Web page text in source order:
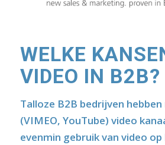
WELKE
VIDEO IN B2B?
Talloze B2B bedrijven
(VIMEO, YouTube) video
evenmin gebruik van video